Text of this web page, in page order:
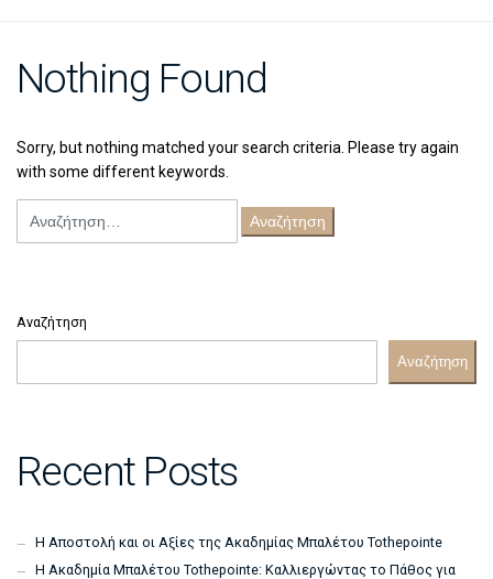
Nothing Found
Sorry, but nothing matched your search criteria. Please try again
with some different keywords.
για:
Αναζήτηση
Αναζήτηση
Recent Posts
Η Αποστολή και οι Αξίες της Ακαδημίας Μπαλέτου Tothepointe
Η Ακαδημία Μπαλέτου Tothepointe: Καλλιεργώντας το Πάθος για